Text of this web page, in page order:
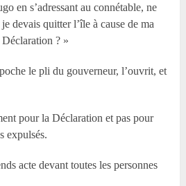
en s’adressant au connétable, ne
devais quitter l’île à cause de ma
Déclaration ? »
le pli du gouverneur, l’ouvrit, et
pour la Déclaration et pas pour
expulsés.
acte devant toutes les personnes